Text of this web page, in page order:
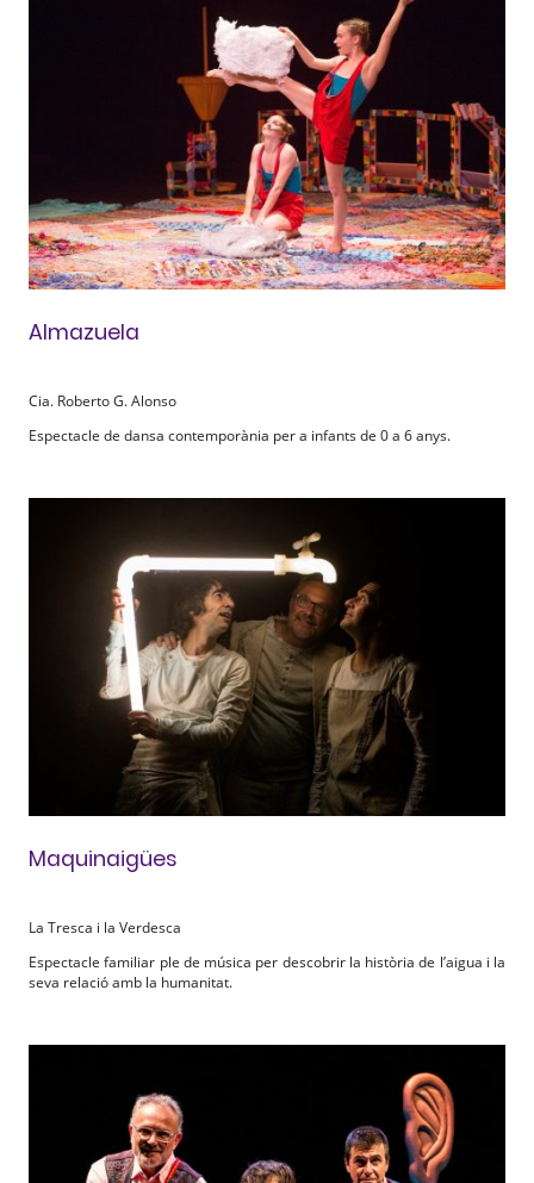
Almazuela
Cia. Roberto G. Alonso
Espectacle de dansa contemporània per a infants de 0 a 6 anys.
Maquinaigües
La Tresca i la Verdesca
Espectacle familiar ple de música per descobrir la història de l’aigua i la
seva relació amb la humanitat.